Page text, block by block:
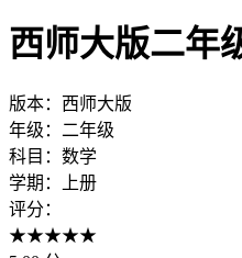
西师大版二年
版本： 西师大版
年级： 二年级
科目： 数学
学期：
上册
评分：
★★★★★